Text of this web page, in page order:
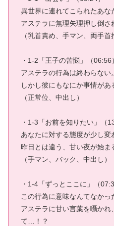
異世界に連れてこられたあな
アステラに無理矢理押し倒さ
（乳首責め、手マン、両手首
・1-2「王子の苦悩」（06:56
アステラの行為は終わらない。
しかし彼にもなにか事情があ
（正常位、中出し）
・1-3「お前を知りたい」（
あなたに対する態度が少し変
昨日とは違う、甘い夜が始ま
（手マン、バック、中出し）
・1-4「ずっとここに」（
この行為に意味なんてなかっ
アステラに甘い言葉を囁か
て…！？